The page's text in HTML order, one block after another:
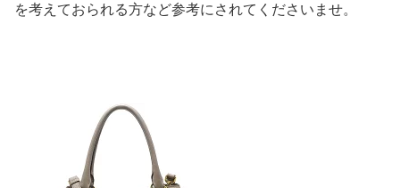
を考えておられる方など参考にされてくださいませ。